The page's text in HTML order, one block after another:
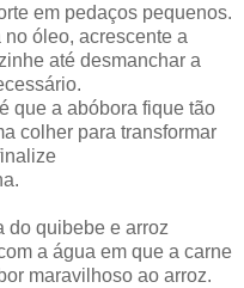
em pedaços pequenos.
óleo, acrescente a
até desmanchar a
que a abóbora fique tão
colher para transformar
do quibebe e arroz
a água em que a carne
maravilhoso ao arroz.